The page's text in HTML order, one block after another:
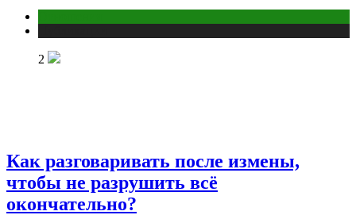
2
Как разговаривать после измены,
чтобы не разрушить всё
окончательно?